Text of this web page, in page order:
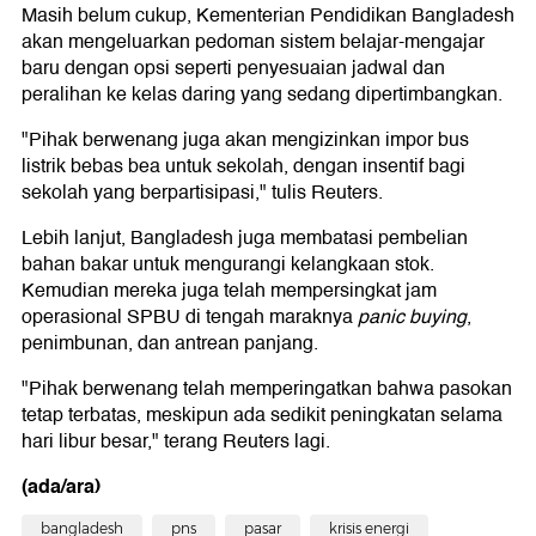
Masih belum cukup, Kementerian Pendidikan Bangladesh
akan mengeluarkan pedoman sistem belajar-mengajar
baru dengan opsi seperti penyesuaian jadwal dan
peralihan ke kelas daring yang sedang dipertimbangkan.
"Pihak berwenang juga akan mengizinkan impor bus
listrik bebas bea untuk sekolah, dengan insentif bagi
sekolah yang berpartisipasi," tulis Reuters.
Lebih lanjut, Bangladesh juga membatasi pembelian
bahan bakar untuk mengurangi kelangkaan stok.
Kemudian mereka juga telah mempersingkat jam
operasional SPBU di tengah maraknyapanicbuying,
penimbunan, dan antrean panjang.
"Pihak berwenang telah memperingatkan bahwa pasokan
tetap terbatas, meskipun ada sedikit peningkatan selama
hari libur besar," terang Reuters lagi.
(ada/ara)
bangladesh pns pasar krisis energi